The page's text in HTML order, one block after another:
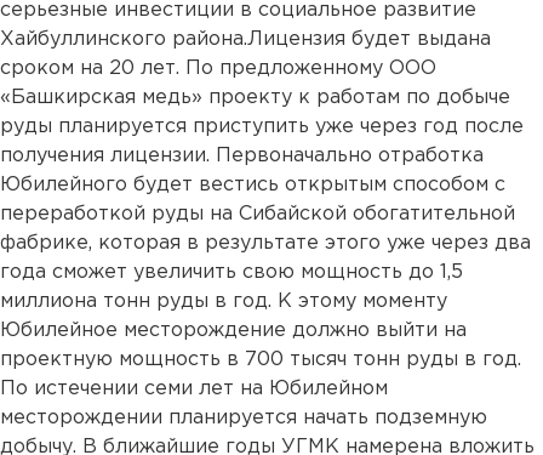
серьезные инвестиции в социальное развитие
Хайбуллинского района.Лицензия будет выдана
сроком на 20 лет. По предложенному ООО
«Башкирская медь» проекту к работам по добыче
руды планируется приступить уже через год после
получения лицензии. Первоначально отработка
Юбилейного будет вестись открытым способом с
переработкой руды на Сибайской обогатительной
фабрике, которая в результате этого уже через два
года сможет увеличить свою мощность до 1,5
миллиона тонн руды в год. К этому моменту
Юбилейное месторождение должно выйти на
проектную мощность в 700 тысяч тонн руды в год.
По истечении семи лет на Юбилейном
месторождении планируется начать подземную
добычу. В ближайшие годы УГМК намерена вложить